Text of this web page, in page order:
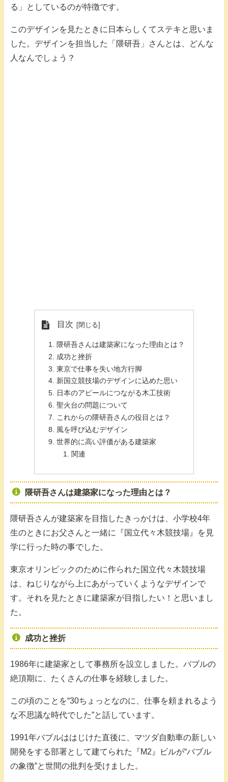
る」としているのが特徴です。
このデザインを見たときに日本らしくてステキと思いま
した。デザインを担当した「隈研吾」さんとは、どんな
人なんでしょう？
目次
隈研吾さんは建築家になった理由とは？
成功と挫折
東京で仕事を失い地方行脚
新国立競技場のデザインに込めた思い
日本のアピールにつながる木工技術
聖火台の問題について
これからの隈研吾さんの役目とは？
風を呼び込むデザイン
世界的に高い評価がある建築家
関連
隈研吾さんは建築家になった理由とは？
隈研吾さんが建築家を目指したきっかけは、小学校4年
生のときにお父さんと一緒に『国立代々木競技場』を見
学に行った時の事でした。
東京オリンピックのために作られた国立代々木競技場
は、ねじりながら上にあがっていくようなデザインで
す。それを見たときに建築家が目指したい！と思いまし
た。
成功と挫折
1986年に建築家として事務所を設立しました。バブルの
絶頂期に、たくさんの仕事を経験しました。
この頃のことを“30ちょっとなのに、仕事を頼まれるよう
な不思議な時代でした”と話しています。
1991年バブルははじけた直後に、マツダ自動車の新しい
開発をする部署として建てられた『M2』ビルが“バブル
の象徴”と世間の批判を受けました。